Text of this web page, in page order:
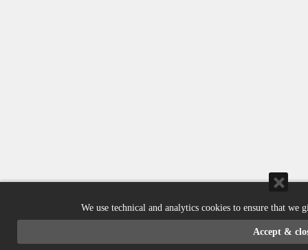
We use technical and analytics cookies to ensure that we
Accept &